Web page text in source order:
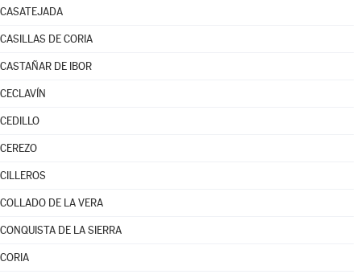
CASATEJADA
CASILLAS DE CORIA
CASTAÑAR DE IBOR
CECLAVÍN
CEDILLO
CEREZO
CILLEROS
COLLADO DE LA VERA
CONQUISTA DE LA SIERRA
CORIA